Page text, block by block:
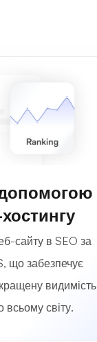
сайту в SEO за
що забезпечує
видимість
світу.